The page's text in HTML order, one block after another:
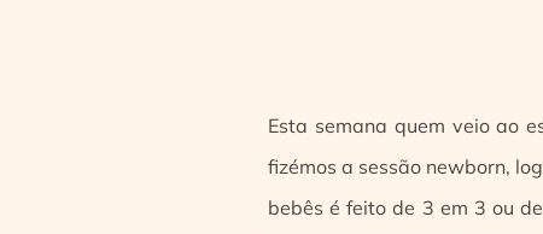
Esta semana quem veio ao
fizémos a sessão newborn,
bebês é feito de 3 em 3 ou